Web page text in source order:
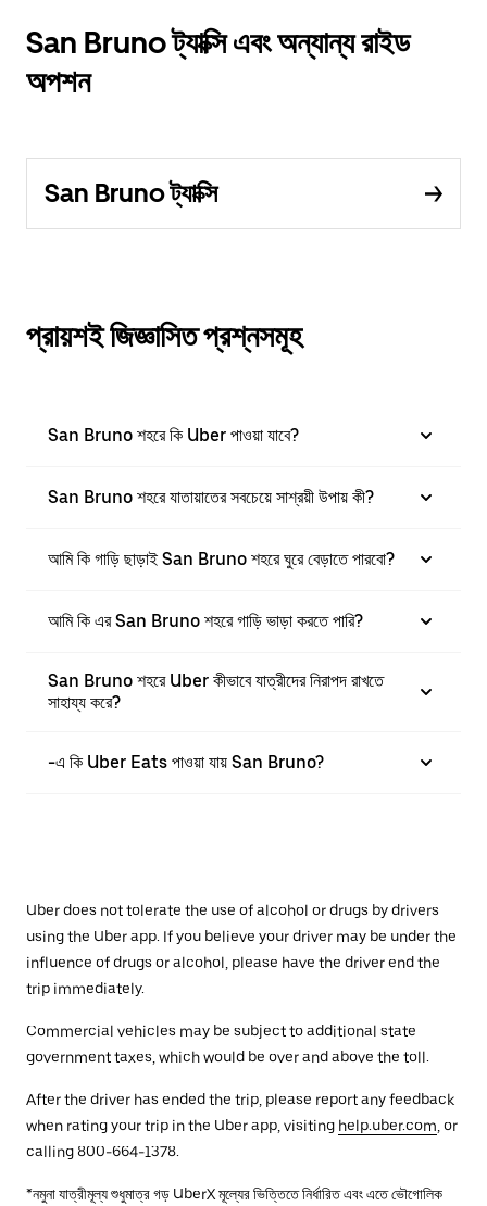
San Bruno ট্যাক্সি এবং অন্যান্য রাইড
অপশন
San Bruno ট্যাক্সি
প্রায়শই জিজ্ঞাসিত প্রশ্নসমূহ
San Bruno শহরে কি Uber পাওয়া যাবে?
San Bruno শহরে যাতায়াতের সবচেয়ে সাশ্রয়ী উপায় কী?
আমি কি গাড়ি ছাড়াই San Bruno শহরে ঘুরে বেড়াতে পারবো?
আমি কি এর San Bruno শহরে গাড়ি ভাড়া করতে পারি?
San Bruno শহরে Uber কীভাবে যাত্রীদের নিরাপদ রাখতে
সাহায্য করে?
-এ কি Uber Eats পাওয়া যায় San Bruno?
Uber does not tolerate the use of alcohol or drugs by drivers
using the Uber app. If you believe your driver may be under the
influence of drugs or alcohol, please have the driver end the
trip immediately.
Commercial vehicles may be subject to additional state
government taxes, which would be over and above the toll.
After the driver has ended the trip, please report any feedback
when rating your trip in the Uber app, visiting help.uber.com , or
calling 800-664-1378.
*নমুনা যাত্রীমূল্য শুধুমাত্র গড় UberX মূল্যের ভিত্তিতে নির্ধারিত এবং এতে ভৌগোলিক